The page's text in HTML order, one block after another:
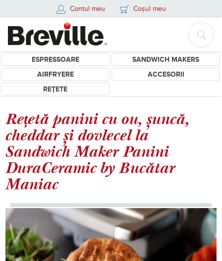
Contul meu Coșul meu
ESPRESSOARE
SANDWICH MAKERS
AIRFRYERE
ACCESORII
REȚETE
Rețetă panini cu ou, șuncă,
cheddar și dovlecel la
Sandwich Maker Panini
DuraCeramic by Bucătar
Maniac